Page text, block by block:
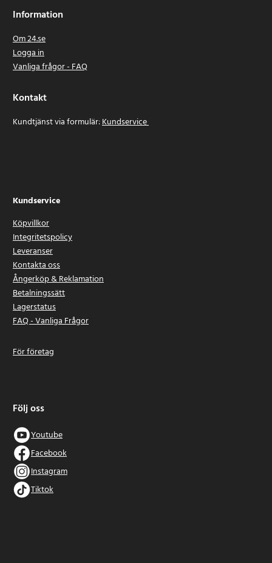
Information
Om 24.se
Logga in
Vanliga frågor - FAQ
Kontakt
Kundtjänst via formulär:Kundservice
Kundservice
Köpvillkor
Integritetspolicy
Leveranser
Kontakta oss
Ångerköp & Reklamation
Betalningssätt
Lagerstatus
FAQ - Vanliga Frågor
För företag
Följ oss
Youtube
Facebook
Instagram
Tiktok